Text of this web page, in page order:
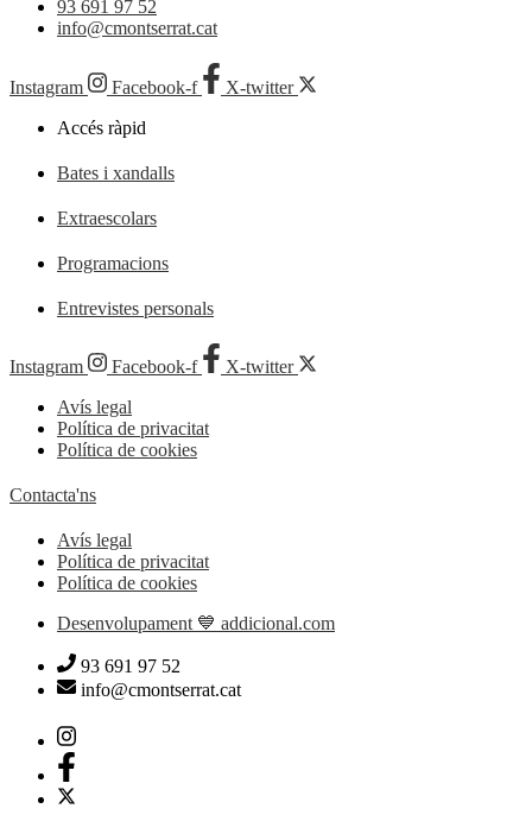
93 691 97 52
info@cmontserrat.cat
Instagram Facebook-f
X-twitter
Accés ràpid
Bates i xandalls
Extraescolars
Programacions
Entrevistes personals
Instagram Facebook-f
X-twitter
Avís legal
Política de privacitat
Política de cookies
Contacta'ns
Avís legal
Política de privacitat
Política de cookies
Desenvolupament 💙 addicional.com
93 691 97 52
info@cmontserrat.cat